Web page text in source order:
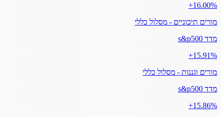
‎+16.00%
מורים תיכוניים - מסלול כללי
מדד s&p500
‎+15.91%
מורים וגננות - מסלול כללי
מדד s&p500
‎+15.86%